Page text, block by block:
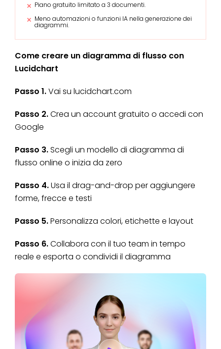
Piano gratuito limitato a 3 documenti.
Meno automazioni o funzioni IA nella generazione dei
diagrammi.
Come creare un diagramma di flusso con
Lucidchart
Passo 1.Vai su lucidchart.com
Passo 2.Crea un account gratuito o accedi con
Google
Passo 3.Scegli un modello di diagramma di
flusso online o inizia da zero
Passo 4.Usa il drag-and-drop per aggiungere
forme, frecce e testi
Passo 5.Personalizza colori, etichette e layout
Passo 6.Collabora con il tuo team in tempo
reale e esporta o condividi il diagramma